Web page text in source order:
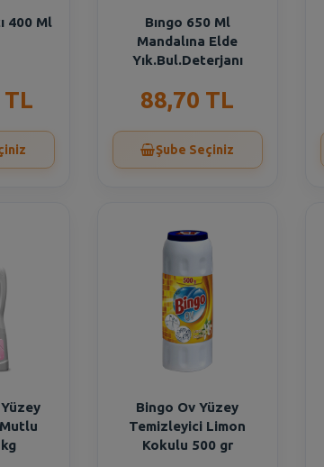
400 Ml
TL
Bıngo 650 Ml
Mandalına Elde
Yık.Bul.Deterjanı
88,70 TL
Şube Seçiniz
Bingo Ov Yüzey
Temizleyici Limon
Kokulu 500 gr